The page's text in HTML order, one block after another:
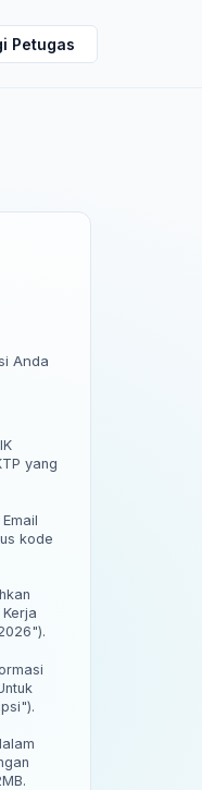
Petugas
Anda
yang
kode